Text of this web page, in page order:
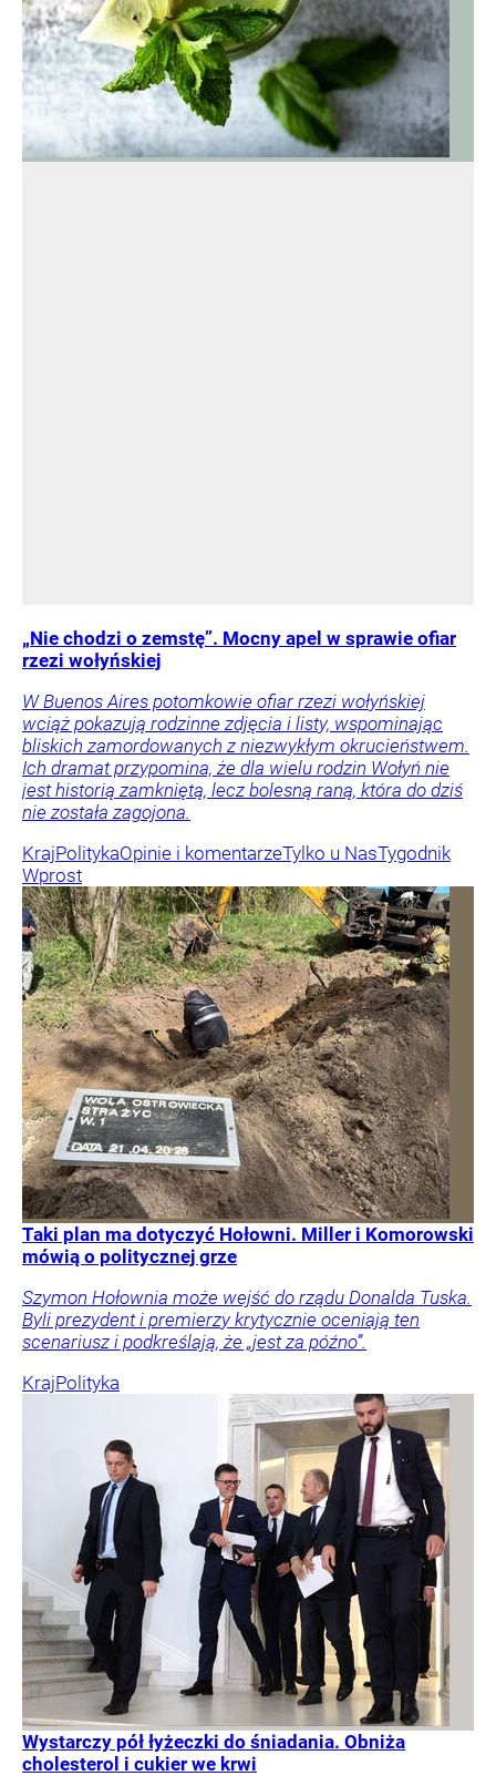
„Nie chodzi o zemstę”. Mocny apel w sprawie ofiar
rzezi wołyńskiej
W Buenos Aires potomkowie ofiar rzezi wołyńskiej
wciąż pokazują rodzinne zdjęcia i listy, wspominając
bliskich zamordowanych z niezwykłym okrucieństwem.
Ich dramat przypomina, że dla wielu rodzin Wołyń nie
jest historią zamkniętą, lecz bolesną raną, która do dziś
nie została zagojona.
KrajPolitykaOpinie i komentarzeTylko u NasTygodnik
Wprost
Taki plan ma dotyczyć Hołowni. Miller i Komorowski
mówią o politycznej grze
Szymon Hołownia może wejść do rządu Donalda Tuska.
Byli prezydent i premierzy krytycznie oceniają ten
scenariusz i podkreślają, że „jest za późno”.
KrajPolityka
Wystarczy pół łyżeczki do śniadania. Obniża
cholesterol i cukier we krwi